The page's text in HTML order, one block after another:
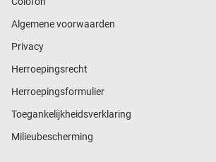
Algemene voorwaarden
Privacy
Herroepingsrecht
Herroepingsformulier
Toegankelijkheidsverklaring
Milieubescherming